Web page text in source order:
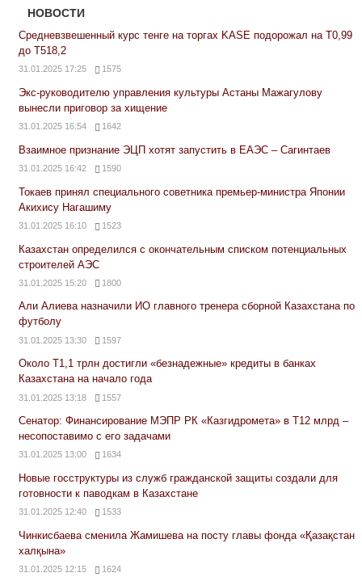
НОВОСТИ
Средневзвешенный курс тенге на торгах KASE подорожал на Т0,99
до Т518,2
31.01.2025 17:25 1575
Экс-руководителю управления культуры Астаны Мажагулову
вынесли приговор за хищение
31.01.2025 16:54 1642
Взаимное признание ЭЦП хотят запустить в ЕАЭС – Сагинтаев
31.01.2025 16:42 1590
Токаев принял специального советника премьер-министра Японии
Акихису Нагашиму
31.01.2025 16:10 1523
Казахстан определился с окончательным списком потенциальных
строителей АЭС
31.01.2025 15:20 1800
Али Алиева назначили ИО главного тренера сборной Казахстана по
футболу
31.01.2025 13:30 1597
Около Т1,1 трлн достигли «безнадежные» кредиты в банках
Казахстана на начало года
31.01.2025 13:18 1557
Сенатор: Финансирование МЭПР РК «Казгидромета» в Т12 млрд –
несопоставимо с его задачами
31.01.2025 13:00 1634
Новые госструктуры из служб гражданской защиты создали для
готовности к паводкам в Казахстане
31.01.2025 12:40 1533
Чинкисбаева сменила Жамишева на посту главы фонда «Қазақстан
халқына»
31.01.2025 12:15 1624